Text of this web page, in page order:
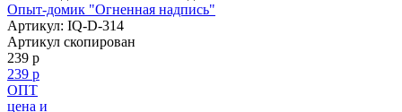
Опыт-домик "Огненная надпись"
Артикул: IQ-D-314
Артикул скопирован
239 р
239 р
ОПТ
цена и